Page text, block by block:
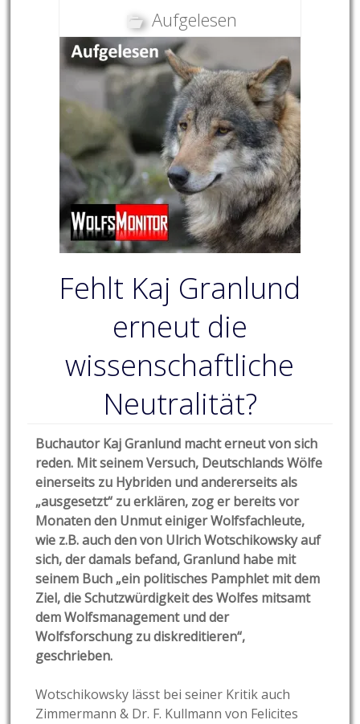
Aufgelesen
Fehlt Kaj Granlund
erneut die
wissenschaftliche
Neutralität?
Buchautor Kaj Granlund macht erneut von sich
reden. Mit seinem Versuch, Deutschlands Wölfe
einerseits zu Hybriden und andererseits als
„ausgesetzt“ zu erklären, zog er bereits vor
Monaten den Unmut einiger Wolfsfachleute,
wie z.B. auch den von Ulrich Wotschikowsky auf
sich, der damals befand, Granlund habe mit
seinem Buch „ein politisches Pamphlet mit dem
Ziel, die Schutzwürdigkeit des Wolfes mitsamt
dem Wolfsmanagement und der
Wolfsforschung zu diskreditieren“,
geschrieben.
Wotschikowsky lässt bei seiner Kritik auch
Zimmermann & Dr. F. Kullmann von Felicites